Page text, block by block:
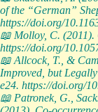
of the “German”
https://doi.org/
📖 Molloy, C. (2011).
https://doi.org/
📖 Allcock, T., &
Improved, but
e24. https://doi.org/
📖 Patronek, G.,